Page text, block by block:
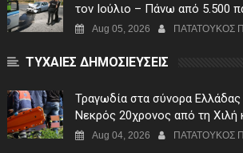
τον Ιούλιο – Πάνω από 5.500
Aug 05, 2026 ΠΑΤΑΤΟΥΚΟΣ
ΤΥΧΑΙΕΣ ΔΗΜΟΣΙΕΥΣΕΙΣ
Τραγωδία στα σύνορα Ελλάδας
Νεκρός 20χρονος από τη Χιλή
Aug 04, 2026 ΠΑΤΑΤΟΥΚΟΣ